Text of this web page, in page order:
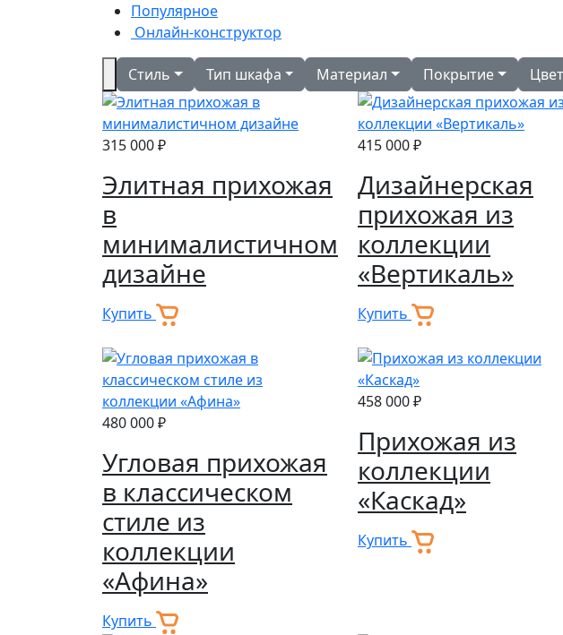
Популярное
Онлайн-конструктор
Стиль Тип шкафа Материал Покрытие Цвет
315 000 ₽
Элитная прихожая
в
минималистичном
дизайне
Купить
415 000 ₽
Дизайнерская
прихожая из
коллекции
«Вертикаль»
Купить
480 000 ₽
Угловая прихожая
в классическом
стиле из
коллекции
«Афина»
Купить
458 000 ₽
Прихожая из
коллекции
«Каскад»
Купить